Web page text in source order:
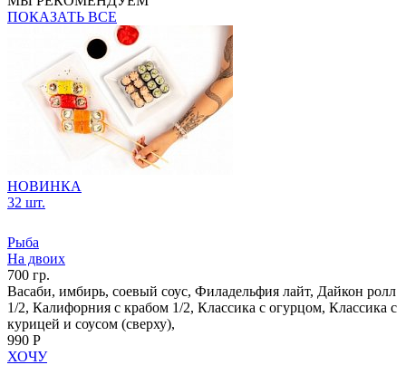
ПОКАЗАТЬ ВСЕ
НОВИНКА
32 шт.
Рыба
На двоих
700 гр.
Васаби, имбирь, соевый соус, Филадельфия лайт, Дайкон ролл
1/2, Калифорния с крабом 1/2, Классика с огурцом, Классика с
курицей и соусом (сверху),
990 Р
ХОЧУ